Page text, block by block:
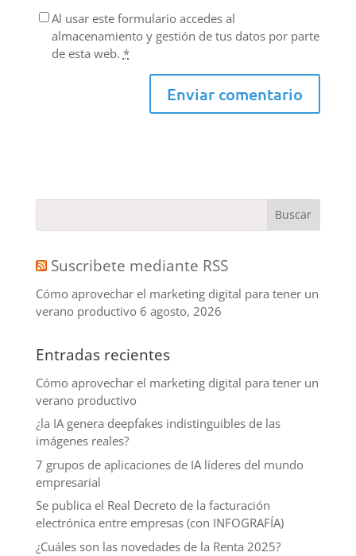
Al usar este formulario accedes al
almacenamiento y gestión de tus datos por parte
de esta web. *
Suscribete mediante RSS
Cómo aprovechar el marketing digital para tener un
verano productivo 6 agosto, 2026
Entradas recientes
Cómo aprovechar el marketing digital para tener un
verano productivo
¿la IA genera deepfakes indistinguibles de las
imágenes reales?
7 grupos de aplicaciones de IA líderes del mundo
empresarial
Se publica el Real Decreto de la facturación
electrónica entre empresas (con INFOGRAFÍA)
¿Cuáles son las novedades de la Renta 2025?